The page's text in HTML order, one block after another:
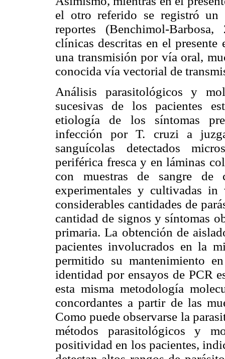
el otro referido se registró un
reportes (Benchimol-
clínicas descritas en el
una transmisión por vía oral,
conocida vía vectorial de
Análisis parasitológicos y
sucesivas de los pacientes
etiología de los síntomas
infección por T. cruzi a
sanguícolas detectados
periférica fresca y en láminas
con muestras de sangre de
experimentales y cultivadas
considerables cantidades de
cantidad de signos y síntomas
primaria. La obtención de
pacientes involucrados en la
permitido su mantenimiento
identidad por ensayos de PCR
esta misma metodología
concordantes a partir de las
Como puede observarse la
métodos parasitológicos y
positividad en los pacientes,